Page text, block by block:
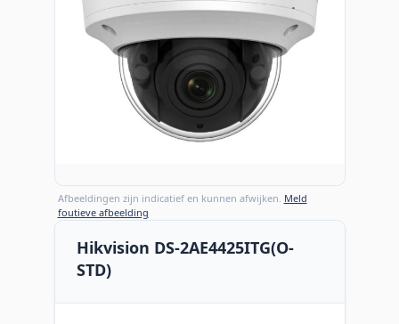
Afbeeldingen zijn indicatief en kunnen afwijken. Meld
foutieve afbeelding
Hikvision DS-2AE4425ITG(O-
STD)